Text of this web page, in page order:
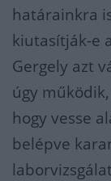
határainkra
kiutasítják-e
Gergely azt
úgy
hogy vesse
belépve